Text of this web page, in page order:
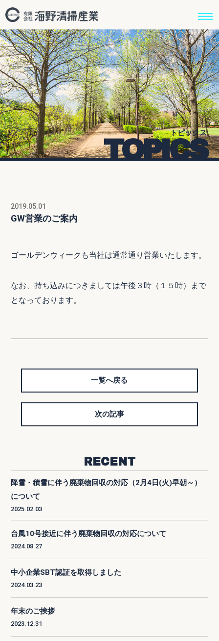
トピックス
TOPICS
2019.05.01
GW営業のご案内
ゴールデンウィークも当社は通常通り営業いたします。
なお、持ち込みにつきましては午後３時（１５時）まで
となっております。
一覧へ戻る
次の記事
RECENT
降雪・積雪に伴う廃棄物回収の対応（2月4日(火)早朝～）
について
2025.02.03
台風10号接近に伴う廃棄物回収の対応について
2024.08.27
中小企業SBT認証を取得しました
2024.03.23
年末のご挨拶
2023.12.31